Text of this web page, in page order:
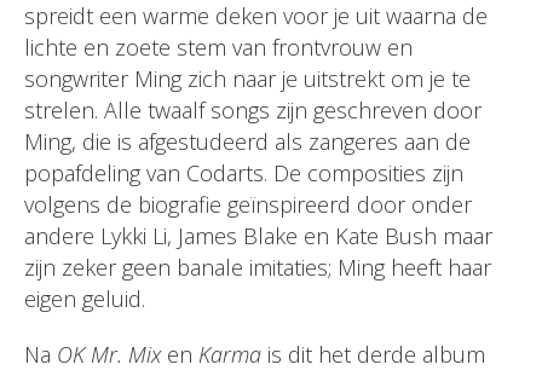
spreidt een warme deken voor je uit waarna de
lichte en zoete stem van frontvrouw en
songwriter Ming zich naar je uitstrekt om je te
strelen. Alle twaalf songs zijn geschreven door
Ming, die is afgestudeerd als zangeres aan de
popafdeling van Codarts. De composities zijn
volgens de biografie geïnspireerd door onder
andere Lykki Li, James Blake en Kate Bush maar
zijn zeker geen banale imitaties; Ming heeft haar
eigen geluid.
Na OK Mr. Mix en Karma is dit het derde album